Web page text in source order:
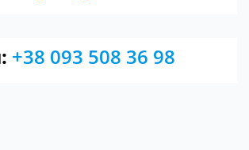
+38 093 508 36 98